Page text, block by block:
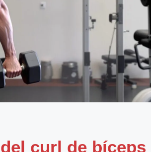
curl de bíceps